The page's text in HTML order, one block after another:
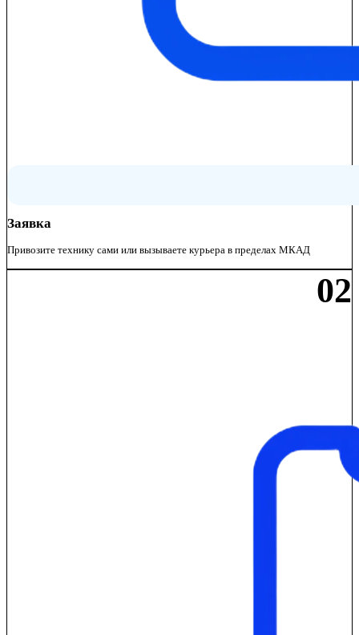
Заявка
Привозите технику сами или вызываете курьера в пределах МКАД
02